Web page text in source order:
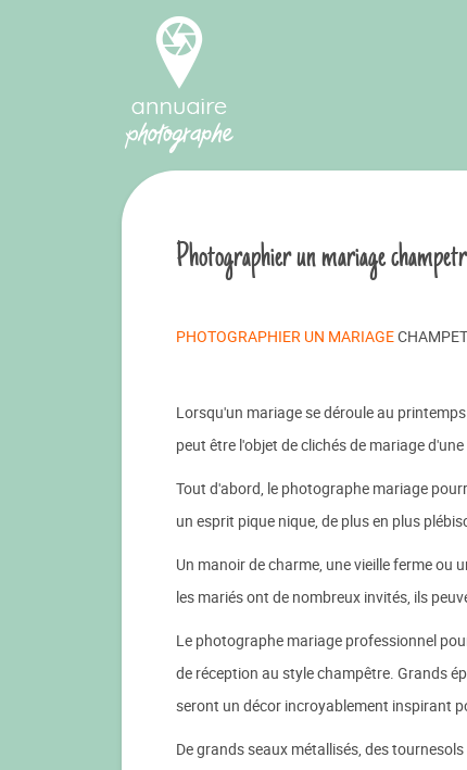
Photographier un mariage
PHOTOGRAPHIER UN MARIAGE
Lorsqu'un mariage se déroule au
peut être l'objet de clichés de mariage
Tout d'abord, le photographe mariage
un esprit pique nique, de plus en plus
Un manoir de charme, une vieille ferme
les mariés ont de nombreux invités, ils
Le photographe mariage professionnel
de réception au style champêtre. Grands
seront un décor incroyablement inspirant
De grands seaux métallisés, des